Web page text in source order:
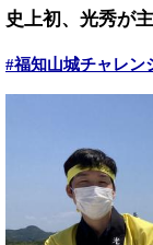
史上初、光秀が
#福知山城チャレン